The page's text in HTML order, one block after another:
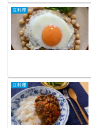
豆料理
豆料理